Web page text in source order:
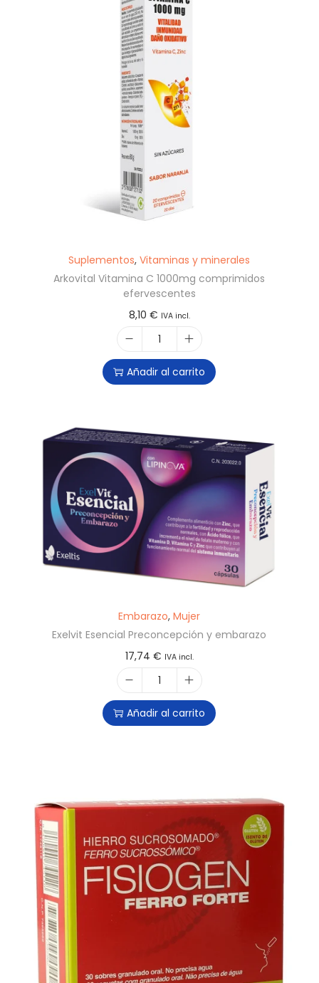
Suplementos,Vitaminas y minerales
Arkovital Vitamina C 1000mg comprimidos
efervescentes
8,10 € IVA incl.
Añadir al carrito
Embarazo,Mujer
Exelvit Esencial Preconcepción y embarazo
17,74 € IVA incl.
Añadir al carrito